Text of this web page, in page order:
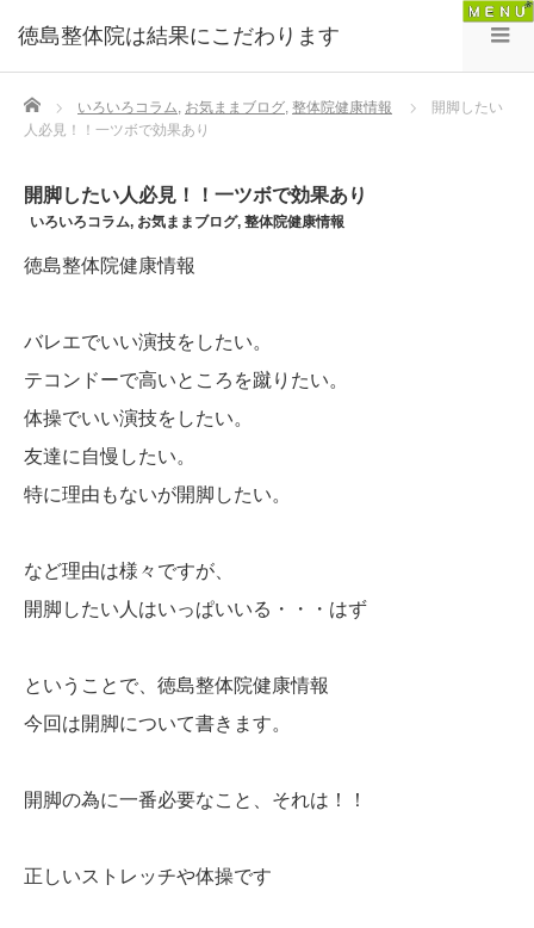
徳島整体院は結果にこだわります
Home いろいろコラム, お気ままブログ, 整体院健康情報
開脚したい
人必見！！一ツボで効果あり
開脚したい人必見！！一ツボで効果あり
いろいろコラム, お気ままブログ, 整体院健康情報
徳島整体院健康情報
バレエでいい演技をしたい。
テコンドーで高いところを蹴りたい。
体操でいい演技をしたい。
友達に自慢したい。
特に理由もないが開脚したい。
など理由は様々ですが、
開脚したい人はいっぱいいる・・・はず
ということで、徳島整体院健康情報
今回は開脚について書きます。
開脚の為に一番必要なこと、それは！！
正しいストレッチや体操です